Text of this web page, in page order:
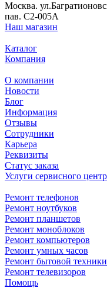
Москва.
пав. C2-005A
Наш магазин
Каталог
Компания
О компании
Новости
Блог
Информация
Отзывы
Сотрудники
Карьера
Реквизиты
Статус заказа
Услуги сервисного
Ремонт телефонов
Ремонт ноутбуков
Ремонт планшетов
Ремонт моноблоков
Ремонт компьютеров
Ремонт умных часов
Ремонт бытовой техники
Ремонт телевизоров
Помощь